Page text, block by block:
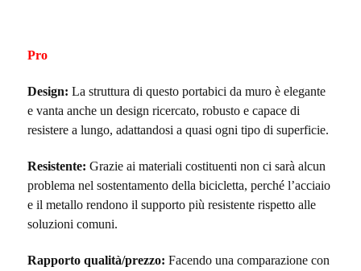
Pro
Design: La struttura di questo portabici da muro è elegante
e vanta anche un design ricercato, robusto e capace di
resistere a lungo, adattandosi a quasi ogni tipo di superficie.
Resistente: Grazie ai materiali costituenti non ci sarà alcun
problema nel sostentamento della bicicletta, perché l’acciaio
e il metallo rendono il supporto più resistente rispetto alle
soluzioni comuni.
Rapporto qualità/prezzo: Facendo una comparazione con